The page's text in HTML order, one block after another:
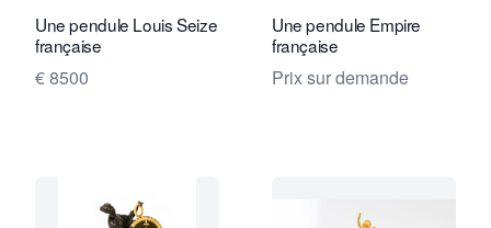
Une pendule Louis Seize
française
€ 8500
Une pendule Empire
française
Prix sur demande